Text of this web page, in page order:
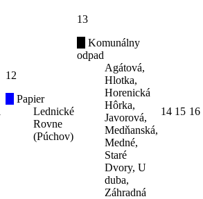
12
Papier
Lednické
Rovne
(Púchov)
13
Komunálny
odpad
Agátová,
Hlotka,
Horenická
Hôrka,
Javorová,
Medňanská,
Medné,
Staré
Dvory, U
duba,
Záhradná
14 15 16